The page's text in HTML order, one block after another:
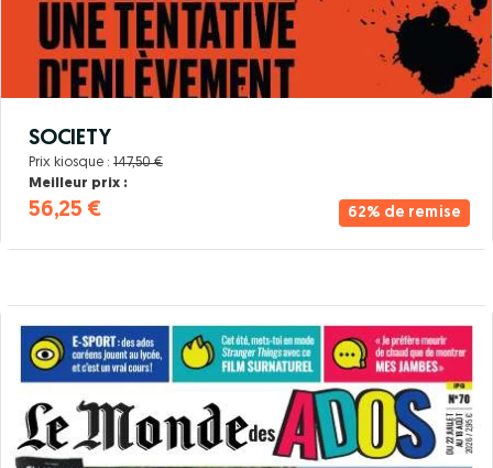
62% de remise
SOCIETY
Prix kiosque : 147,50 €
Meilleur prix :
56,25 €